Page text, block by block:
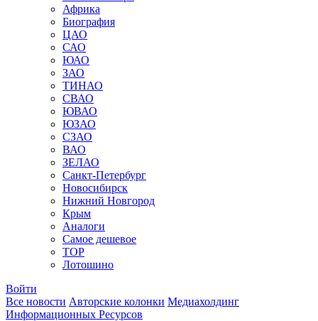
Африка
Биография
ЦАО
САО
ЮАО
ЗАО
ТИНАО
СВАО
ЮВАО
ЮЗАО
СЗАО
ВАО
ЗЕЛАО
Санкт-Петербург
Новосибирск
Нижний Новгород
Крым
Аналоги
Самое дешевое
TOP
Лотошино
Войти
Все новости Авторские колонки Медиахолдинг
Информационных Ресурсов